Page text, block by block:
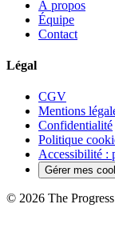
À propos
Équipe
Contact
Légal
CGV
Mentions
Confidentialité
Politique
Accessibilité :
Gérer mes
© 2026 The